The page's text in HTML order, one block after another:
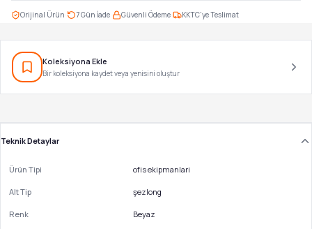
Orijinal Ürün 7 Gün İade Güvenli Ödeme KKTC'ye Teslimat
Koleksiyona Ekle
Bir koleksiyona kaydet veya yenisini oluştur
Teknik Detaylar
Ürün Tipi ofis ekipmanlari
Alt Tip şezlong
Renk Beyaz